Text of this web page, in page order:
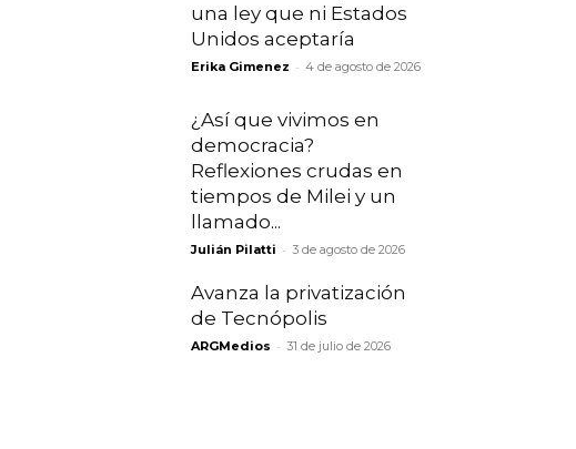
una ley que ni Estados
Unidos aceptaría
Erika Gimenez - 4 de agosto de 2026
¿Así que vivimos en
democracia?
Reflexiones crudas en
tiempos de Milei y un
llamado...
Julián Pilatti - 3 de agosto de 2026
Avanza la privatización
de Tecnópolis
ARGMedios - 31 de julio de 2026